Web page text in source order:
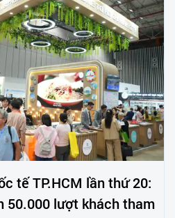
tế TP.HCM lần thứ 20:
50.000 lượt khách tham